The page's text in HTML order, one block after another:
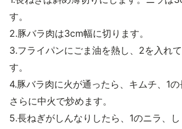
す。
2.豚バラ肉は3cm幅に切ります。
3.フライパンにごま油を熱し、2を入れ
す。
4.豚バラ肉に火が通ったら、キムチ、1
さらに中火で炒めます。
5.長ねぎがしんなりしたら、1のニラ、